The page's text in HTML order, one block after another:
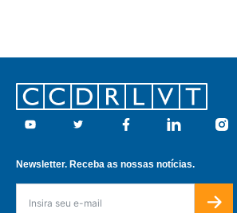
Footer
Youtube Twitter Facebook Linkedin
Newsletter. Receba as nossas notícias.